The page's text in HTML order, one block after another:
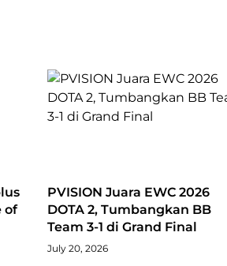
of
PVISION Juara EWC 2026
DOTA 2, Tumbangkan BB
Team 3-1 di Grand Final
July 20, 2026